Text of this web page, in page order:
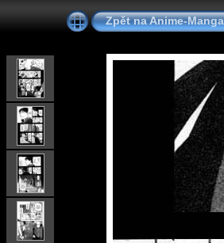
Zpět na Anime-Manga